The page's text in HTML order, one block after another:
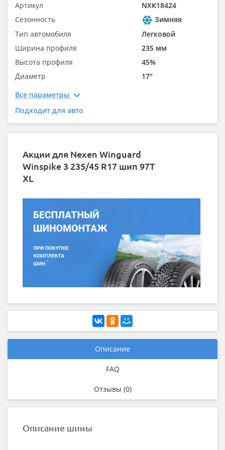
Артикул
NXK18424
Сезонность
Зимняя
Тип автомобиля
Легковой
Ширина профиля
235 мм
Высота профиля
45%
Диаметр
17"
Все параметры
Подходит для авто
Акции для Nexen Winguard
Winspike 3 235/45 R17 шип 97T
XL
Описание
FAQ
Отзывы (0)
Описание шины